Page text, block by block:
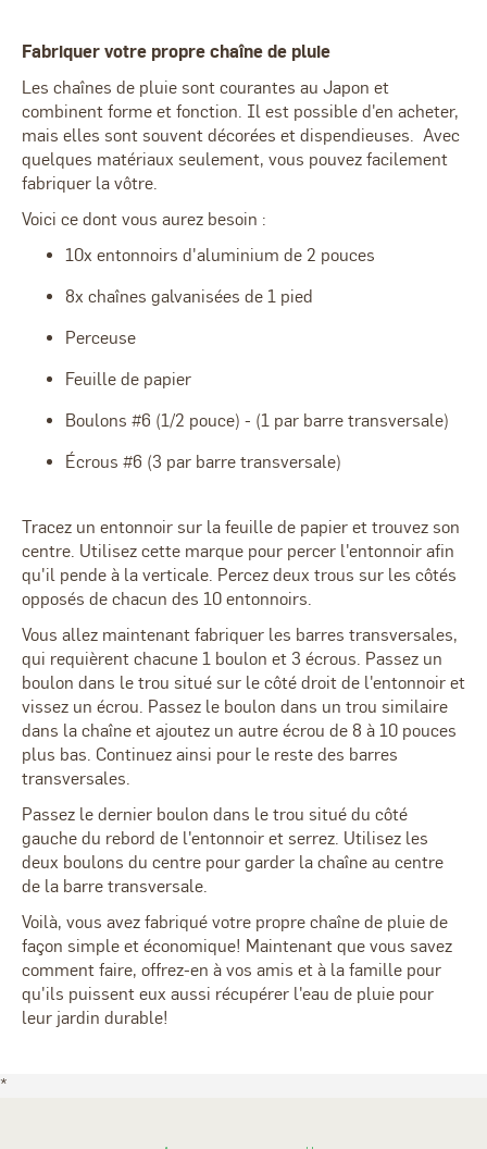
Fabriquer votre propre chaîne de pluie
Les chaînes de pluie sont courantes au Japon et
combinent forme et fonction. Il est possible d'en acheter,
mais elles sont souvent décorées et dispendieuses. Avec
quelques matériaux seulement, vous pouvez facilement
fabriquer la vôtre.
Voici ce dont vous aurez besoin :
10x entonnoirs d'aluminium de 2 pouces
8x chaînes galvanisées de 1 pied
Perceuse
Feuille de papier
Boulons #6 (1/2 pouce) - (1 par barre transversale)
Écrous #6 (3 par barre transversale)
Tracez un entonnoir sur la feuille de papier et trouvez son
centre. Utilisez cette marque pour percer l'entonnoir afin
qu'il pende à la verticale. Percez deux trous sur les côtés
opposés de chacun des 10 entonnoirs.
Vous allez maintenant fabriquer les barres transversales,
qui requièrent chacune 1 boulon et 3 écrous. Passez un
boulon dans le trou situé sur le côté droit de l'entonnoir et
vissez un écrou. Passez le boulon dans un trou similaire
dans la chaîne et ajoutez un autre écrou de 8 à 10 pouces
plus bas. Continuez ainsi pour le reste des barres
transversales.
Passez le dernier boulon dans le trou situé du côté
gauche du rebord de l'entonnoir et serrez. Utilisez les
deux boulons du centre pour garder la chaîne au centre
de la barre transversale.
Voilà, vous avez fabriqué votre propre chaîne de pluie de
façon simple et économique! Maintenant que vous savez
comment faire, offrez-en à vos amis et à la famille pour
qu'ils puissent eux aussi récupérer l'eau de pluie pour
leur jardin durable!
*